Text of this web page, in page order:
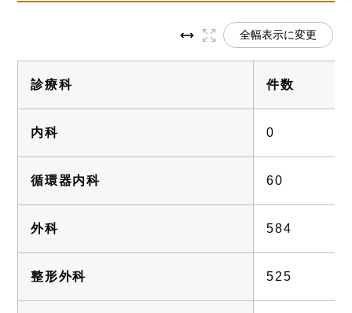
全幅表示に変更
診療科 件数
内科 0
循環器内科 60
外科 584
整形外科 525